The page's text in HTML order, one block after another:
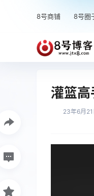
8号商铺 8号圈
灌篮
23年6月21